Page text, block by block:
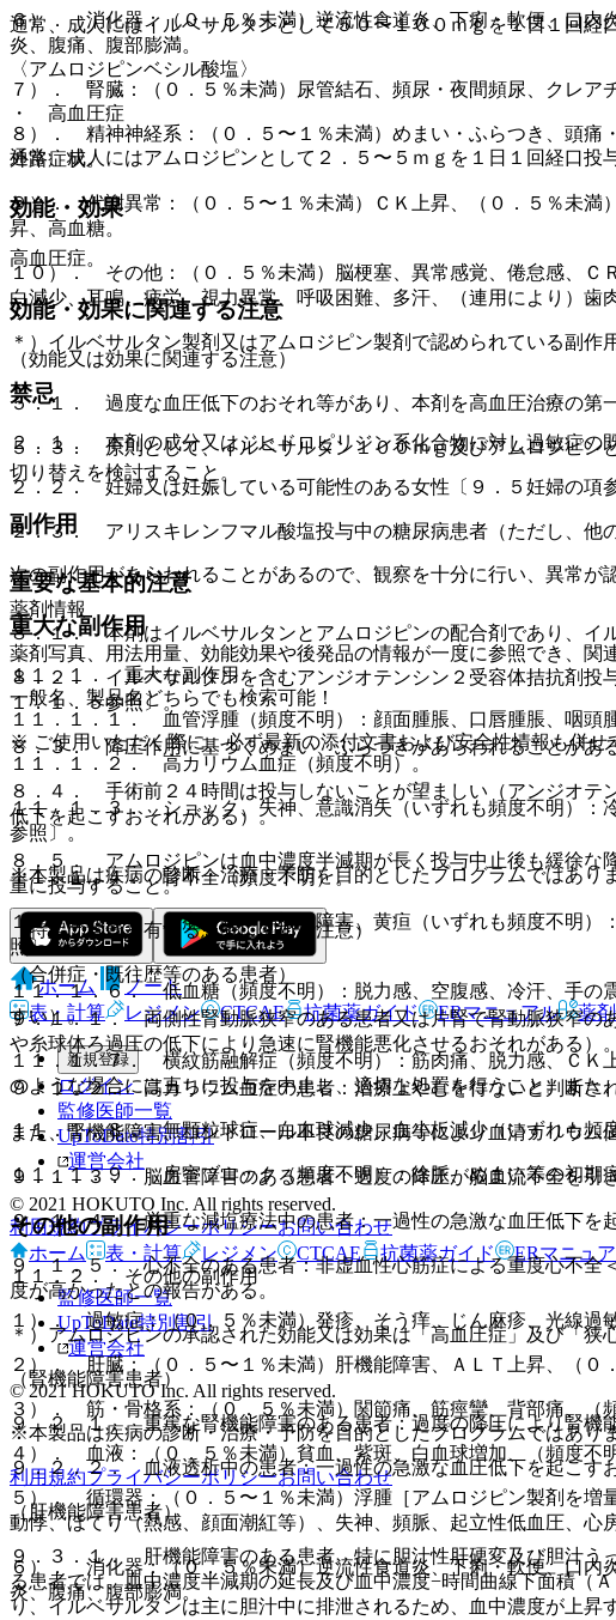
６）． 消化器：（０．５％未満）逆流性食道炎、下痢・軟便、口内
炎、腹痛、腹部膨満。
７）． 腎臓：（０．５％未満）尿管結石、頻尿・夜間頻尿、クレア
８）． 精神神経系：（０．５〜１％未満）めまい・ふらつき、頭痛
外路症状。
９）． 代謝異常：（０．５〜１％未満）ＣＫ上昇、（０．５％未満
昇、高血糖。
１０）． その他：（０．５％未満）脳梗塞、異常感覚、倦怠感、Ｃ
白減少、耳鳴、疲労、視力異常、呼吸困難、多汗、（連用により）歯
＊）イルベサルタン製剤又はアムロジピン製剤で認められている副作用
禁忌
２．１． 本剤の成分又はジヒドロピリジン系化合物に対し過敏症の
２．２． 妊婦又は妊娠している可能性のある女性〔９．５妊婦の項
２．３． アリスキレンフマル酸塩投与中の糖尿病患者（ただし、他
重要な基本的注意
８．１． 本剤はイルベサルタンとアムロジピンの配合剤であり、イ
８．２． イルベサルタンを含むアンジオテンシン２受容体拮抗剤投
１．１．５参照〕。
８．３． 降圧作用に基づくめまい、ふらつきがあらわれることがあ
８．４． 手術前２４時間は投与しないことが望ましい（アンジオテ
低下を起こすおそれがある）。
８．５． アムロジピンは血中濃度半減期が長く投与中止後も緩徐な
重に投与すること。
（特定の背景を有する患者に関する注意）
（合併症・既往歴等のある患者）
９．１．１． 両側性腎動脈狭窄のある患者又は片腎で腎動脈狭窄の
や糸球体ろ過圧の低下により急速に腎機能悪化させるおそれがある）。
９．１．２． 高カリウム血症の患者：治療上やむを得ないと判断さ
また、腎機能障害、コントロール不良の糖尿病等により血清カリウム
９．１．３． 脳血管障害のある患者：過度の降圧が脳血流不全を引
９．１．４． 厳重な減塩療法中の患者：一過性の急激な血圧低下を
９．１．５． 心不全のある患者：非虚血性心筋症による重度心不全
度が高かったとの報告がある。
＊）アムロジピンの承認された効能又は効果は「高血圧症」及び「狭
（腎機能障害患者）
９．２．１． 重篤な腎機能障害のある患者：過度の降圧により腎機
９．２．２． 血液透析中の患者：一過性の急激な血圧低下を起こす
（肝機能障害患者）
９．３．１． 肝機能障害のある患者、特に胆汁性肝硬変及び胆汁う
る患者では、血中濃度半減期の延長及び血中濃度−時間曲線下面積（
り、イルベサルタンは主に胆汁中に排泄されるため、血中濃度が上昇
通常、成人にはイルベサルタンとして５０〜１００ｍｇを１日１回
〈アムロジピンベシル酸塩〉
・ 高血圧症
通常、成人にはアムロジピンとして２．５〜５ｍｇを１日１回経口
効能・効果
高血圧症。
効能・効果に関連する注意
（効能又は効果に関連する注意）
５．１． 過度な血圧低下のおそれ等があり、本剤を高血圧治療の第
５．３． 原則として、イルベサルタン１００ｍｇ及びアムロジピン
切り替えを検討すること。
副作用
次の副作用があらわれることがあるので、観察を十分に行い、異常が
重大な副作用
１１．１． 重大な副作用
１１．１．１． 血管浮腫（頻度不明）：顔面腫脹、口唇腫脹、咽頭
１１．１．２． 高カリウム血症（頻度不明）。
１１．１．３． ショック、失神、意識消失（いずれも頻度不明）：
参照〕。
１１．１．４． 腎不全（頻度不明）。
１１．１．５． 劇症肝炎、肝機能障害、黄疸（いずれも頻度不明）
照〕。
１１．１．６． 低血糖（頻度不明）：脱力感、空腹感、冷汗、手の
すい）。
１１．１．７． 横紋筋融解症（頻度不明）：筋肉痛、脱力感、ＣＫ
のような場合には直ちに投与を中止し、適切な処置を行うこと。ま
１１．１．８． 無顆粒球症、白血球減少、血小板減少（いずれも頻
１１．１．９． 房室ブロック（頻度不明）：徐脈、めまい等の初期
その他の副作用
１１．２． その他の副作用
１）． 過敏症：（０．５％未満）発疹、そう痒、じん麻疹、光線過
２）． 肝臓：（０．５〜１％未満）肝機能障害、ＡＬＴ上昇、（０
３）． 筋・骨格系：（０．５％未満）関節痛、筋痙攣、背部痛、（
４）． 血液：（０．５％未満）貧血、紫斑、白血球増加、（頻度不
５）． 循環器：（０．５〜１％未満）浮腫［アムロジピン製剤を増
動悸、ほてり（熱感、顔面潮紅等）、失神、頻脈、起立性低血圧、
６）． 消化器：（０．５％未満）逆流性食道炎、下痢・軟便、口内
炎、腹痛、腹部膨満。
薬剤情報
薬剤写真、用法用量、効能効果や後発品の情報が一度に参照でき、関
一般名、製品名どちらでも検索可能！
※ ご使用いただく際に、必ず最新の添付文書および安全性情報も併せ
※本製品は疾病の診断・治療・予防を目的としたプログラムではあり
ホーム
ノート
表・計算
レジメン CTCAE 抗菌薬ガイド ERマニュアル 薬
新規登録
ログイン
監修医師一覧
UpToDate特別割引
運営会社
© 2021 HOKUTO Inc. All rights reserved.
利用規約プライバシーポリシーお問い合わせ
ホーム
表・計算 レジメン CTCAE 抗菌薬ガイド ERマニュ
監修医師一覧
UpToDate特別割引
運営会社
© 2021 HOKUTO Inc. All rights reserved.
※本製品は疾病の診断・治療・予防を目的としたプログラムではあり
利用規約プライバシーポリシーお問い合わせ